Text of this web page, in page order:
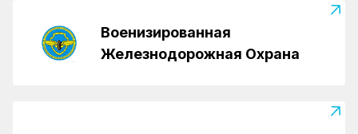
Военизированная
Железнодорожная Охрана